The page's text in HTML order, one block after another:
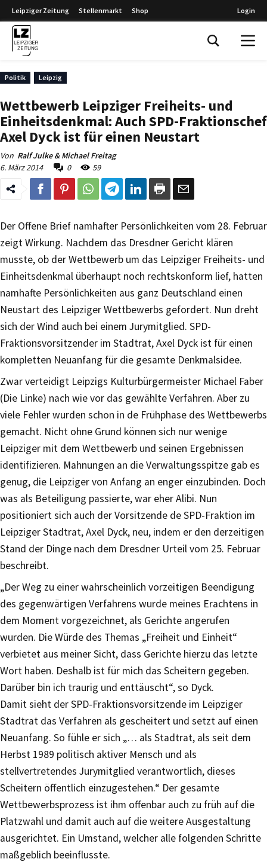
Leipziger Zeitung Stellenmarkt Shop Login
Politik Leipzig
Wettbewerb Leipziger Freiheits- und
Einheitsdenkmal: Auch SPD-Fraktionschef
Axel Dyck ist für einen Neustart
Von Ralf Julke & Michael Freitag
6. März 2014
0 59
Der Offene Brief namhafter Persönlichkeiten vom 28. Februar
zeigt Wirkung. Nachdem das Dresdner Gericht klären
musste, ob der Wettbewerb um das Leipziger Freiheits- und
Einheitsdenkmal überhaupt noch rechtskonform lief, hatten
namhafte Persönlichkeiten aus ganz Deutschland einen
Neustart des Leipziger Wettbewerbs gefordert. Nun dreht
sich der Wind auch bei einem Jurymitglied. SPD-
Fraktionsvorsitzender im Stadtrat, Axel Dyck ist für einen
kompletten Neuanfang für die gesamte Denkmalsidee.
Zwar verteidigt Leipzigs Kulturbürgermeister Michael Faber
(Die Linke) nach wie vor das gewählte Verfahren. Aber zu
viele Fehler wurden schon in de Frühphase des Wettbewerbs
gemacht. Nicht ohne Grund können sich nur wenige
Leipziger mit dem Wettbewerb und seinen Ergebnissen
identifizieren. Mahnungen an die Verwaltungsspitze gab es
genug, die Leipziger von Anfang an enger einzubinden. Doch
was als Beteiligung passierte, war eher Alibi. Nun
positioniert sich auch der Vorsitzende de SPD-Fraktion im
Leipziger Stadtrat, Axel Dyck, neu, indem er den derzeitigen
Stand der Dinge nach dem Dresdner Urteil vom 25. Februar
beschreibt.
„Der Weg zu einer wahrscheinlich vorzeitigen Beendigung
des gegenwärtigen Verfahrens wurde meines Erachtens in
dem Moment vorgezeichnet, als Gerichte angerufen
wurden. Die Würde des Themas „Freiheit und Einheit“
verbietet aus meiner Sicht, dass Gerichte hierzu das letzte
Wort haben. Deshalb ist für mich das Scheitern gegeben.
Darüber bin ich traurig und enttäuscht“, so Dyck.
Damit sieht der SPD-Fraktionsvorsitzende im Leipziger
Stadtrat das Verfahren als gescheitert und setzt auf einen
Neuanfang. So fühle er sich „… als Stadtrat, als seit dem
Herbst 1989 politisch aktiver Mensch und als
stellvertretendes Jurymitglied verantwortlich, dieses
Scheitern öffentlich einzugestehen.“ Der gesamte
Wettbewerbsprozess ist ihm offenbar auch zu früh auf die
Platzwahl und damit auch auf die weitere Ausgestaltung
ausgerichtet. Ein Umstand, welcher alle folgenden Schritte
maßgeblich beeinflusste.